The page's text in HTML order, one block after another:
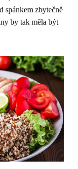
spánkem zbytečně
by tak měla být